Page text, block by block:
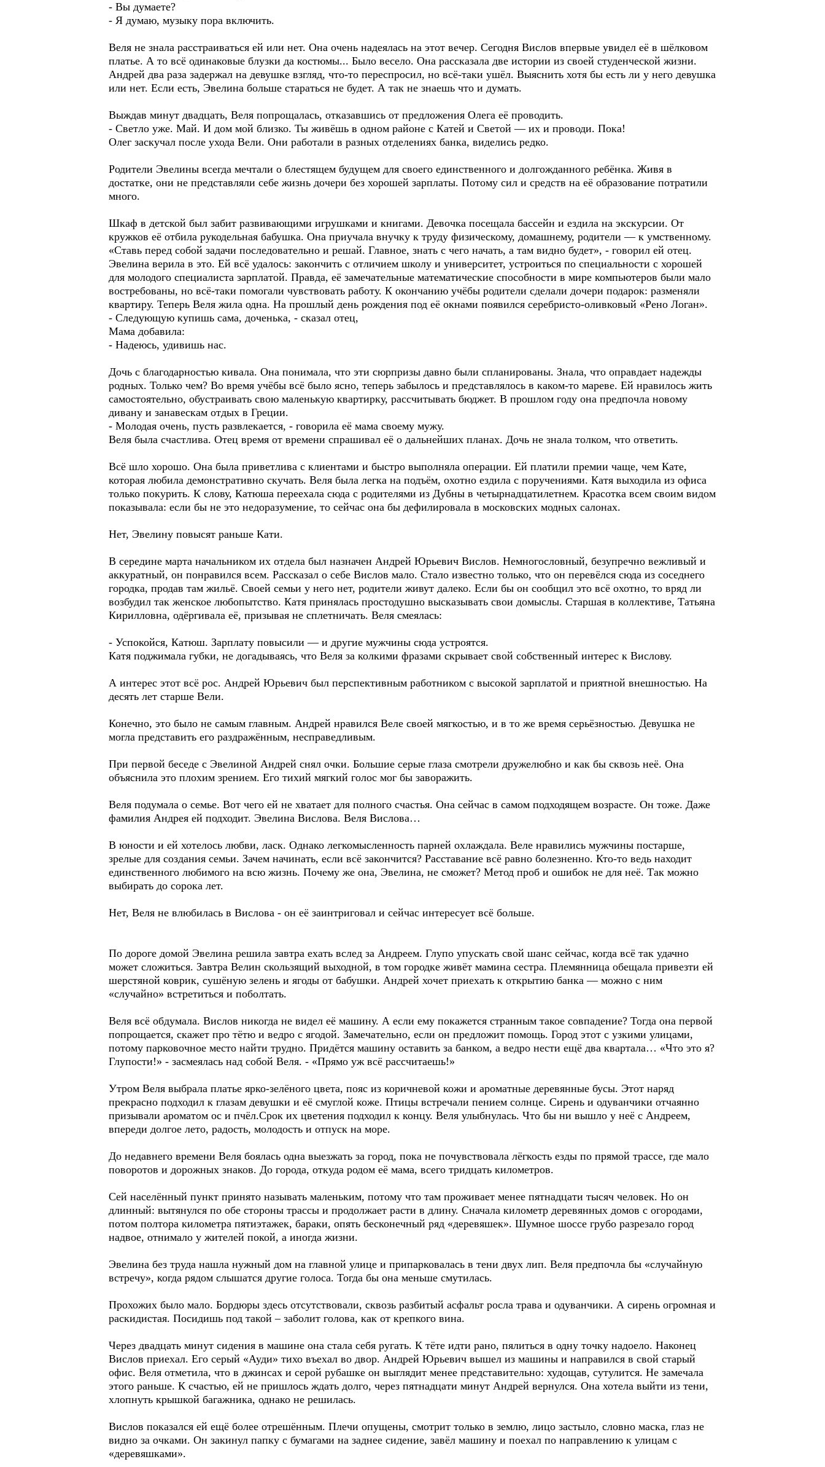
- Вы думаете?
- Я думаю, музыку пора включить.
Веля не знала расстраиваться ей или нет. Она очень надеялась на этот вечер. Сегодня Вислов впервые увидел её в шёлковом
платье. А то всё одинаковые блузки да костюмы... Было весело. Она рассказала две истории из своей студенческой жизни.
Андрей два раза задержал на девушке взгляд, что-то переспросил, но всё-таки ушёл. Выяснить хотя бы есть ли у него девушка
или нет. Если есть, Эвелина больше стараться не будет. А так не знаешь что и думать.
Выждав минут двадцать, Веля попрощалась, отказавшись от предложения Олега её проводить.
- Светло уже. Май. И дом мой близко. Ты живёшь в одном районе с Катей и Светой — их и проводи. Пока!
Олег заскучал после ухода Вели. Они работали в разных отделениях банка, виделись редко.
Родители Эвелины всегда мечтали о блестящем будущем для своего единственного и долгожданного ребёнка. Живя в
достатке, они не представляли себе жизнь дочери без хорошей зарплаты. Потому сил и средств на её образование потратили
много.
Шкаф в детской был забит развивающими игрушками и книгами. Девочка посещала бассейн и ездила на экскурсии. От
кружков её отбила рукодельная бабушка. Она приучала внучку к труду физическому, домашнему, родители — к умственному.
«Ставь перед собой задачи последовательно и решай. Главное, знать с чего начать, а там видно будет», - говорил ей отец.
Эвелина верила в это. Ей всё удалось: закончить с отличием школу и университет, устроиться по специальности с хорошей
для молодого специалиста зарплатой. Правда, её замечательные математические способности в мире компьютеров были мало
востребованы, но всё-таки помогали чувствовать работу. К окончанию учёбы родители сделали дочери подарок: разменяли
квартиру. Теперь Веля жила одна. На прошлый день рождения под её окнами появился серебристо-оливковый «Рено Логан».
- Следующую купишь сама, доченька, - сказал отец,
Мама добавила:
- Надеюсь, удивишь нас.
Дочь с благодарностью кивала. Она понимала, что эти сюрпризы давно были спланированы. Знала, что оправдает надежды
родных. Только чем? Во время учёбы всё было ясно, теперь забылось и представлялось в каком-то мареве. Ей нравилось жить
самостоятельно, обустраивать свою маленькую квартирку, рассчитывать бюджет. В прошлом году она предпочла новому
дивану и занавескам отдых в Греции.
- Молодая очень, пусть развлекается, - говорила её мама своему мужу.
Веля была счастлива. Отец время от времени спрашивал её о дальнейших планах. Дочь не знала толком, что ответить.
Всё шло хорошо. Она была приветлива с клиентами и быстро выполняла операции. Ей платили премии чаще, чем Кате,
которая любила демонстративно скучать. Веля была легка на подъём, охотно ездила с поручениями. Катя выходила из офиса
только покурить. К слову, Катюша переехала сюда с родителями из Дубны в четырнадцатилетнем. Красотка всем своим видом
показывала: если бы не это недоразумение, то сейчас она бы дефилировала в московских модных салонах.
Нет, Эвелину повысят раньше Кати.
В середине марта начальником их отдела был назначен Андрей Юрьевич Вислов. Немногословный, безупречно вежливый и
аккуратный, он понравился всем. Рассказал о себе Вислов мало. Стало известно только, что он перевёлся сюда из соседнего
городка, продав там жильё. Своей семьи у него нет, родители живут далеко. Если бы он сообщил это всё охотно, то вряд ли
возбудил так женское любопытство. Катя принялась простодушно высказывать свои домыслы. Старшая в коллективе, Татьяна
Кирилловна, одёргивала её, призывая не сплетничать. Веля смеялась:
- Успокойся, Катюш. Зарплату повысили — и другие мужчины сюда устроятся.
Катя поджимала губки, не догадываясь, что Веля за колкими фразами скрывает свой собственный интерес к Вислову.
А интерес этот всё рос. Андрей Юрьевич был перспективным работником с высокой зарплатой и приятной внешностью. На
десять лет старше Вели.
Конечно, это было не самым главным. Андрей нравился Веле своей мягкостью, и в то же время серьёзностью. Девушка не
могла представить его раздражённым, несправедливым.
При первой беседе с Эвелиной Андрей снял очки. Большие серые глаза смотрели дружелюбно и как бы сквозь неё. Она
объяснила это плохим зрением. Его тихий мягкий голос мог бы заворажить.
Веля подумала о семье. Вот чего ей не хватает для полного счастья. Она сейчас в самом подходящем возрасте. Он тоже. Даже
фамилия Андрея ей подходит. Эвелина Вислова. Веля Вислова…
В юности и ей хотелось любви, ласк. Однако легкомысленность парней охлаждала. Веле нравились мужчины постарше,
зрелые для создания семьи. Зачем начинать, если всё закончится? Расставание всё равно болезненно. Кто-то ведь находит
единственного любимого на всю жизнь. Почему же она, Эвелина, не сможет? Метод проб и ошибок не для неё. Так можно
выбирать до сорока лет.
Нет, Веля не влюбилась в Вислова - он её заинтриговал и сейчас интересует всё больше.
По дороге домой Эвелина решила завтра ехать вслед за Андреем. Глупо упускать свой шанс сейчас, когда всё так удачно
может сложиться. Завтра Велин скользящий выходной, в том городке живёт мамина сестра. Племянница обещала привезти ей
шерстяной коврик, сушёную зелень и ягоды от бабушки. Андрей хочет приехать к открытию банка — можно с ним
«случайно» встретиться и поболтать.
Веля всё обдумала. Вислов никогда не видел её машину. А если ему покажется странным такое совпадение? Тогда она первой
попрощается, скажет про тётю и ведро с ягодой. Замечательно, если он предложит помощь. Город этот с узкими улицами,
потому парковочное место найти трудно. Придётся машину оставить за банком, а ведро нести ещё два квартала… «Что это я?
Глупости!» - засмеялась над собой Веля. - «Прямо уж всё рассчитаешь!»
Утром Веля выбрала платье ярко-зелёного цвета, пояс из коричневой кожи и ароматные деревянные бусы. Этот наряд
прекрасно подходил к глазам девушки и её смуглой коже. Птицы встречали пением солнце. Сирень и одуванчики отчаянно
призывали ароматом ос и пчёл.Срок их цветения подходил к концу. Веля улыбнулась. Что бы ни вышло у неё с Андреем,
впереди долгое лето, радость, молодость и отпуск на море.
До недавнего времени Веля боялась одна выезжать за город, пока не почувствовала лёгкость езды по прямой трассе, где мало
поворотов и дорожных знаков. До города, откуда родом её мама, всего тридцать километров.
Сей населённый пункт принято называть маленьким, потому что там проживает менее пятнадцати тысяч человек. Но он
длинный: вытянулся по обе стороны трассы и продолжает расти в длину. Сначала километр деревянных домов с огородами,
потом полтора километра пятиэтажек, бараки, опять бесконечный ряд «деревяшек». Шумное шоссе грубо разрезало город
надвое, отнимало у жителей покой, а иногда жизни.
Эвелина без труда нашла нужный дом на главной улице и припарковалась в тени двух лип. Веля предпочла бы «случайную
встречу», когда рядом слышатся другие голоса. Тогда бы она меньше смутилась.
Прохожих было мало. Бордюры здесь отсутствовали, сквозь разбитый асфальт росла трава и одуванчики. А сирень огромная и
раскидистая. Посидишь под такой – заболит голова, как от крепкого вина.
Через двадцать минут сидения в машине она стала себя ругать. К тёте идти рано, пялиться в одну точку надоело. Наконец
Вислов приехал. Его серый «Ауди» тихо въехал во двор. Андрей Юрьевич вышел из машины и направился в свой старый
офис. Веля отметила, что в джинсах и серой рубашке он выглядит менее представительно: худощав, сутулится. Не замечала
этого раньше. К счастью, ей не пришлось ждать долго, через пятнадцати минут Андрей вернулся. Она хотела выйти из тени,
хлопнуть крышкой багажника, однако не решилась.
Вислов показался ей ещё более отрешённым. Плечи опущены, смотрит только в землю, лицо застыло, словно маска, глаз не
видно за очками. Он закинул папку с бумагами на заднее сидение, завёл машину и поехал по направлению к улицам с
«деревяшками».